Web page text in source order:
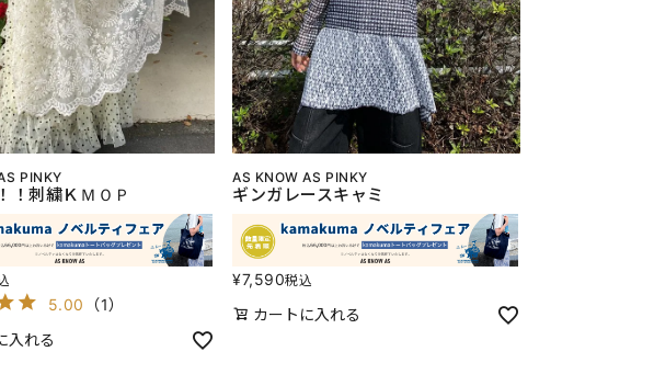
PINKY
！刺繍ＫＭＯＰ
5.00 （1）
入れる
AS KNOW AS PINKY
ギンガレースキャミ
¥7,590税込
カートに入れる